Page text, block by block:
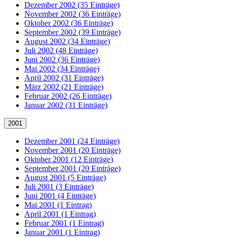
Dezember 2002 (35 Einträge)
November 2002 (36 Einträge)
Oktober 2002 (36 Einträge)
September 2002 (39 Einträge)
August 2002 (34 Einträge)
Juli 2002 (48 Einträge)
Juni 2002 (36 Einträge)
Mai 2002 (34 Einträge)
April 2002 (31 Einträge)
März 2002 (21 Einträge)
Februar 2002 (26 Einträge)
Januar 2002 (31 Einträge)
2001
Dezember 2001 (24 Einträge)
November 2001 (20 Einträge)
Oktober 2001 (12 Einträge)
September 2001 (20 Einträge)
August 2001 (5 Einträge)
Juli 2001 (3 Einträge)
Juni 2001 (4 Einträge)
Mai 2001 (1 Eintrag)
April 2001 (1 Eintrag)
Februar 2001 (1 Eintrag)
Januar 2001 (1 Eintrag)